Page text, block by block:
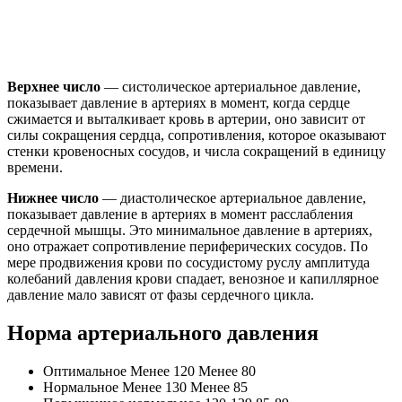
Верхнее число — систолическое артериальное давление,
показывает давление в артериях в момент, когда сердце
сжимается и выталкивает кровь в артерии, оно зависит от
силы сокращения сердца, сопротивления, которое оказывают
стенки кровеносных сосудов, и числа сокращений в единицу
времени.
Нижнее число — диастолическое артериальное давление,
показывает давление в артериях в момент расслабления
сердечной мышцы. Это минимальное давление в артериях,
оно отражает сопротивление периферических сосудов. По
мере продвижения крови по сосудистому руслу амплитуда
колебаний давления крови спадает, венозное и капиллярное
давление мало зависят от фазы сердечного цикла.
Норма артериального давления
Оптимальное Менее 120 Менее 80
Нормальное Менее 130 Менее 85